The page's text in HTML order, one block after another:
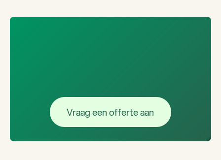
Vraag een offerte aan